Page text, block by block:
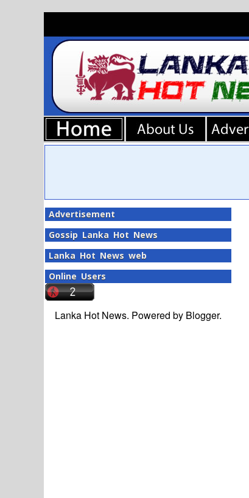
Advertisement
Gossip Lanka Hot News
Lanka Hot News web
Online Users
Lanka Hot News. Powered by Blogger.